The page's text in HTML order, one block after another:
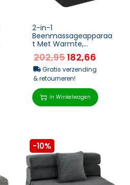
2-in-1
Beenmassageapparaa
t Met Warmte,
Luchtcompressie,
Timer, 3 Modi &
Intensiteiten, Blauw En
...
202,95182,66
Gratis verzending
& retourneren!
In Winkelwagen
-10%